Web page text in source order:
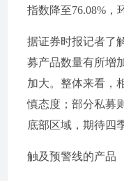
指数降至76.08%，
据证券时报记者了
募产品数量有所增
加大。整体来看，
慎态度；部分私募
底部区域，期待四
触及预警线的产品